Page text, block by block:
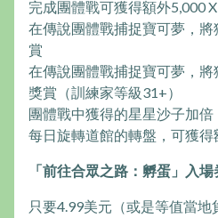
完成團體戰可獲得額外5,000
在傳說團體戰捕捉寶可夢，
賞
在傳說團體戰捕捉寶可夢，
獎賞（訓練家等級31+）
團體戰中獲得的星星沙子加倍
每日旋轉道館的轉盤，可獲
「前往合眾之路：孵蛋」入場
只要4.99美元（或是等值當